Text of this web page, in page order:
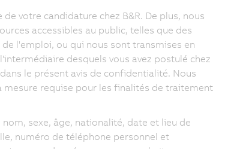
votre candidature chez B&R. De plus, nous
accessibles au public, telles que des
l'emploi, ou qui nous sont transmises en
desquels vous avez postulé chez
le présent avis de confidentialité. Nous
requise pour les finalités de traitement
sexe, âge, nationalité, date et lieu de
numéro de téléphone personnel et